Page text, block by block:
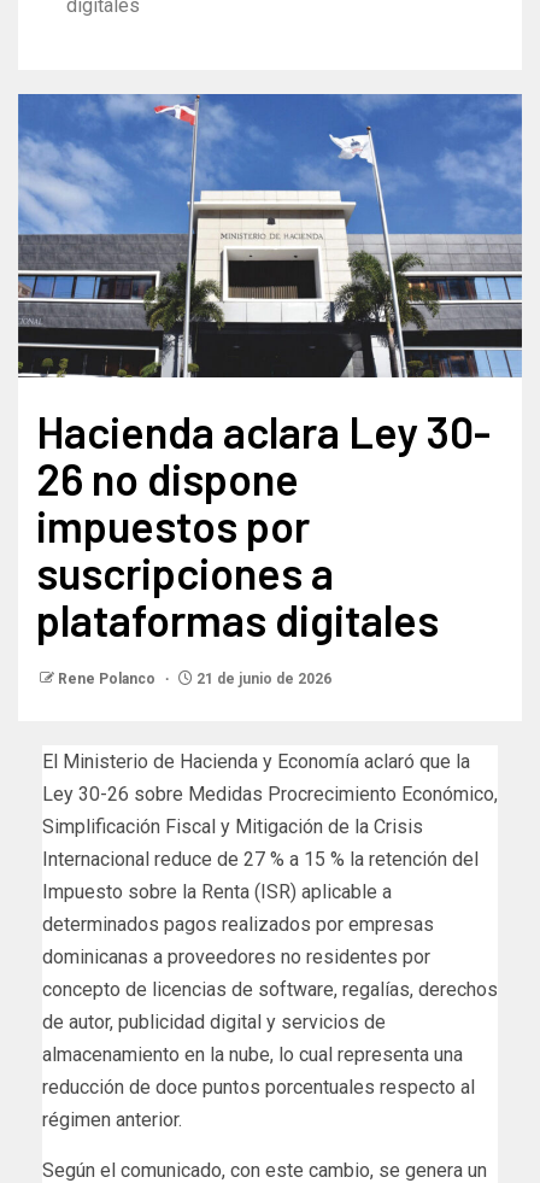
digitales
Hacienda aclara Ley 30-
26 no dispone
impuestos por
suscripciones a
plataformas digitales
Rene Polanco 21 de junio de 2026
El Ministerio de Hacienda y Economía aclaró que la
Ley 30-26 sobre Medidas Procrecimiento Económico,
Simplificación Fiscal y Mitigación de la Crisis
Internacional reduce de 27 % a 15 % la retención del
Impuesto sobre la Renta (ISR) aplicable a
determinados pagos realizados por empresas
dominicanas a proveedores no residentes por
concepto de licencias de software, regalías, derechos
de autor, publicidad digital y servicios de
almacenamiento en la nube, lo cual representa una
reducción de doce puntos porcentuales respecto al
régimen anterior.
Según el comunicado, con este cambio, se genera un